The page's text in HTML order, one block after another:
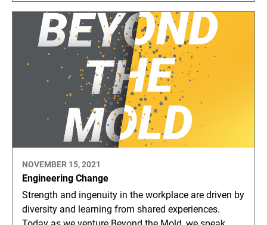
NOVEMBER 15, 2021
Engineering Change
Strength and ingenuity in the workplace are driven by
diversity and learning from shared experiences.